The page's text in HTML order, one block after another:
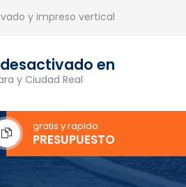
y impreso vertical
en
y Ciudad Real
gratis y rapido
PRESUPUESTO